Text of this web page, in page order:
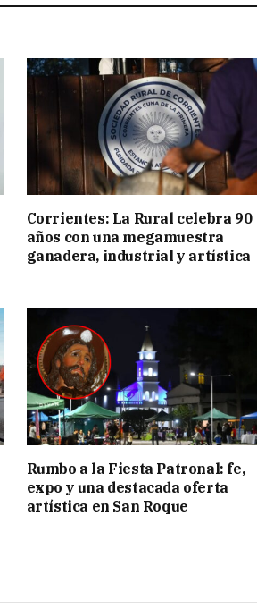
Corrientes: La Rural celebra 90
años con una megamuestra
ganadera, industrial y artística
Rumbo a la Fiesta Patronal: fe,
expo y una destacada oferta
artística en San Roque